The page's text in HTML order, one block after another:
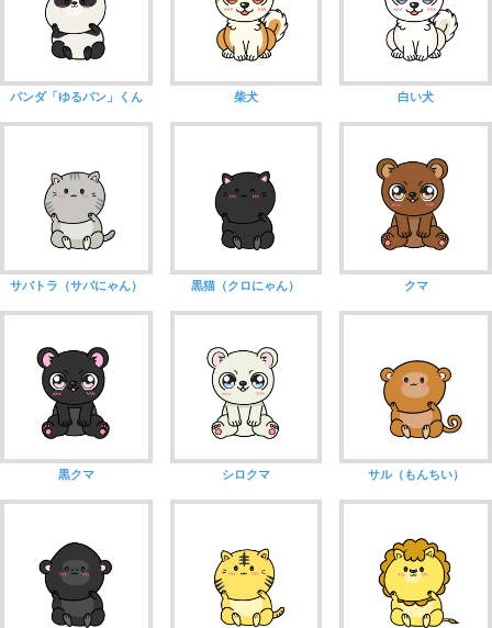
パンダ「ゆるパン」くん 柴犬 白い犬
サバトラ（サバにゃん） 黒猫（クロにゃん） クマ
黒クマ シロクマ サル（もんちい）